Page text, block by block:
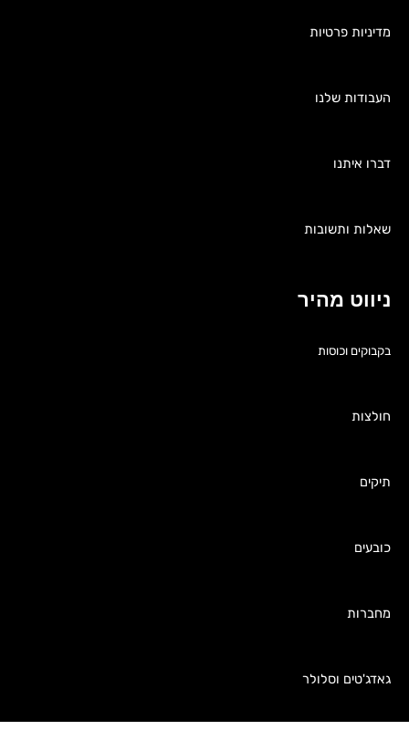
ניווט מהיר
בקבוקים וכוסות
חולצות
תיקים
כובעים
מחברות
גאדג'טים וסלולר
מדיניות פרטיות
העבודות שלנו
דברו איתנו
שאלות ותשובות